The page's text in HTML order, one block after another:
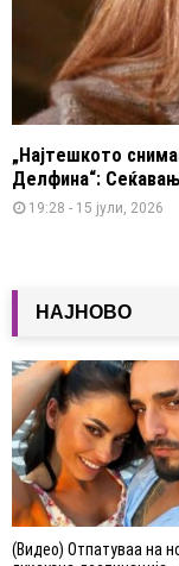
„Најтешкото
Делфина“:
19:28 - 15 јули, 2026
НАЈНОВО
(Видео) Отпатуваа на